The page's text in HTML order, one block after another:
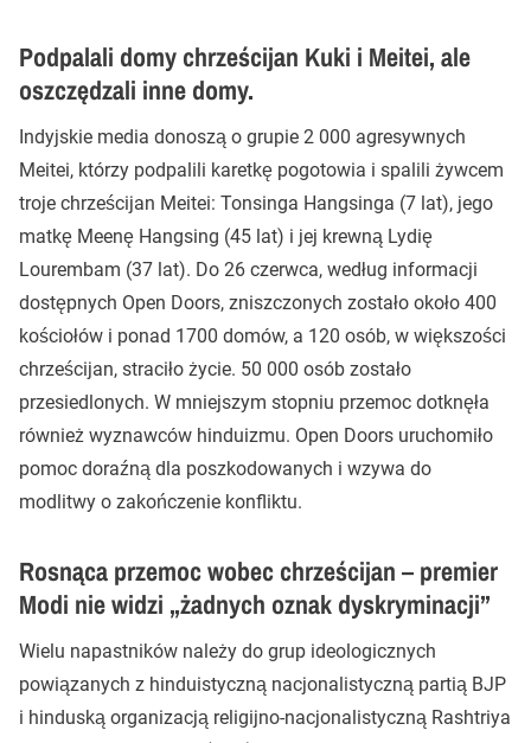
Podpalali domy chrześcijan Kuki i Meitei, ale
oszczędzali inne domy.
Indyjskie media donoszą o grupie 2 000 agresywnych
Meitei, którzy podpalili karetkę pogotowia i spalili żywcem
troje chrześcijan Meitei: Tonsinga Hangsinga (7 lat), jego
matkę Meenę Hangsing (45 lat) i jej krewną Lydię
Lourembam (37 lat). Do 26 czerwca, według informacji
dostępnych Open Doors, zniszczonych zostało około 400
kościołów i ponad 1700 domów, a 120 osób, w większości
chrześcijan, straciło życie. 50 000 osób zostało
przesiedlonych. W mniejszym stopniu przemoc dotknęła
również wyznawców hinduizmu. Open Doors uruchomiło
pomoc doraźną dla poszkodowanych i wzywa do
modlitwy o zakończenie konfliktu.
Rosnąca przemoc wobec chrześcijan – premier
Modi nie widzi „żadnych oznak dyskryminacji”
Wielu napastników należy do grup ideologicznych
powiązanych z hinduistyczną nacjonalistyczną partią BJP
i hinduską organizacją religijno-nacjonalistyczną Rashtriya